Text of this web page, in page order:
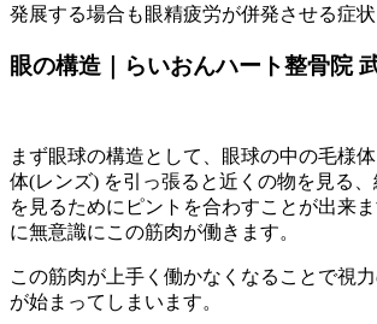
発展する場合も眼精疲労が併発させる症状
眼の構造｜らいおんハート整骨院
まず眼球の構造として、眼球の中の毛様
体(レンズ) を引っ張ると近くの物を見る
を見るためにピントを合わすことが出来
に無意識にこの筋肉が働きます。
この筋肉が上手く働かなくなることで視
が始まってしまいます。